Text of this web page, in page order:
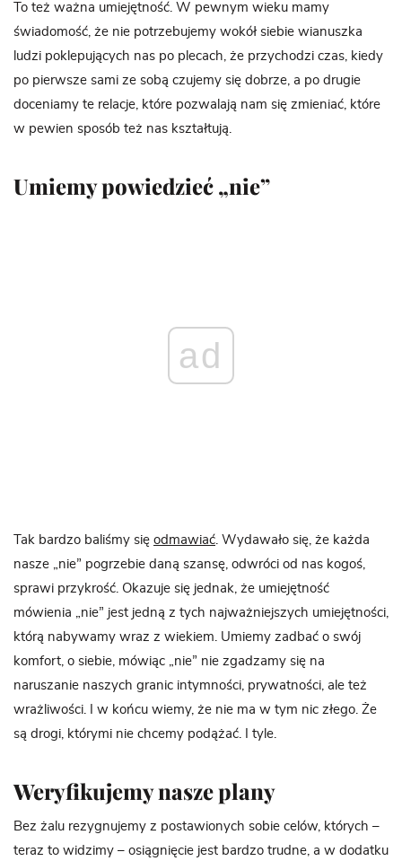
To też ważna umiejętność. W pewnym wieku mamy
świadomość, że nie potrzebujemy wokół siebie wianuszka
ludzi poklepujących nas po plecach, że przychodzi czas, kiedy
po pierwsze sami ze sobą czujemy się dobrze, a po drugie
doceniamy te relacje, które pozwalają nam się zmieniać, które
w pewien sposób też nas kształtują.
Umiemy powiedzieć „nie”
ad
Tak bardzo baliśmy się odmawiać. Wydawało się, że każda
nasze „nie” pogrzebie daną szansę, odwróci od nas kogoś,
sprawi przykrość. Okazuje się jednak, że umiejętność
mówienia „nie” jest jedną z tych najważniejszych umiejętności,
którą nabywamy wraz z wiekiem. Umiemy zadbać o swój
komfort, o siebie, mówiąc „nie” nie zgadzamy się na
naruszanie naszych granic intymności, prywatności, ale też
wrażliwości. I w końcu wiemy, że nie ma w tym nic złego. Że
są drogi, którymi nie chcemy podążać. I tyle.
Weryfikujemy nasze plany
Bez żalu rezygnujemy z postawionych sobie celów, których –
teraz to widzimy – osiągnięcie jest bardzo trudne, a w dodatku